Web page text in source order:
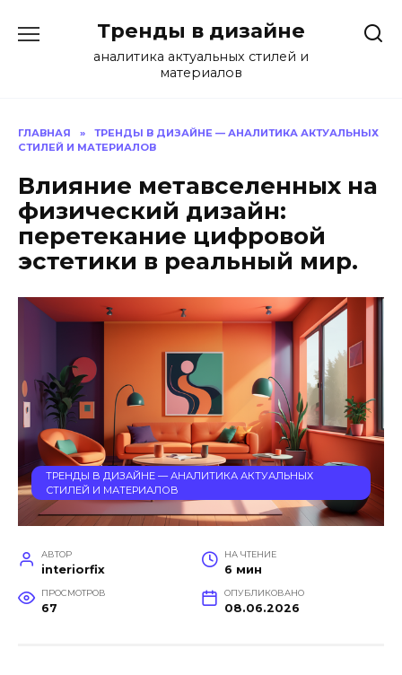
содержанию
Тренды в дизайне
аналитика актуальных стилей и
материалов
ГЛАВНАЯ »
ТРЕНДЫ В ДИЗАЙНЕ — АНАЛИТИКА АКТУАЛЬНЫХ
СТИЛЕЙ И МАТЕРИАЛОВ
Влияние метавселенных на
физический дизайн:
перетекание цифровой
эстетики в реальный мир.
ТРЕНДЫ В ДИЗАЙНЕ — АНАЛИТИКА АКТУАЛЬНЫХ
СТИЛЕЙ И МАТЕРИАЛОВ
АВТОР
interiorfix
НА ЧТЕНИЕ
6 мин
ПРОСМОТРОВ
67
ОПУБЛИКОВАНО
08.06.2026